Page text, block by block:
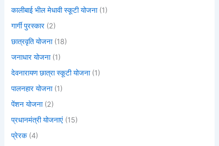
कालीबाई भील मेधावी स्कूटी योजना(1)
गार्गी पुरस्कार (2)
छात्रवृति योजना(18)
जनाधार योजना(1)
देवनारायण छात्रा स्कूटी योजना(1)
पालनहार योजना(1)
पेंशन योजना(2)
प्रधानमंत्री योजनाएं (15)
प्रेरक(4)